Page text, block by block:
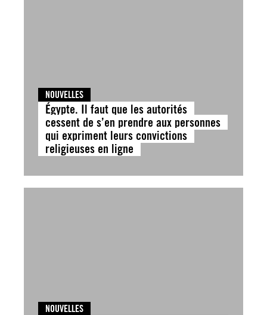
NOUVELLES
Égypte. Il faut que les autorités
cessent de s’en prendre aux personnes
qui expriment leurs convictions
religieuses en ligne
NOUVELLES